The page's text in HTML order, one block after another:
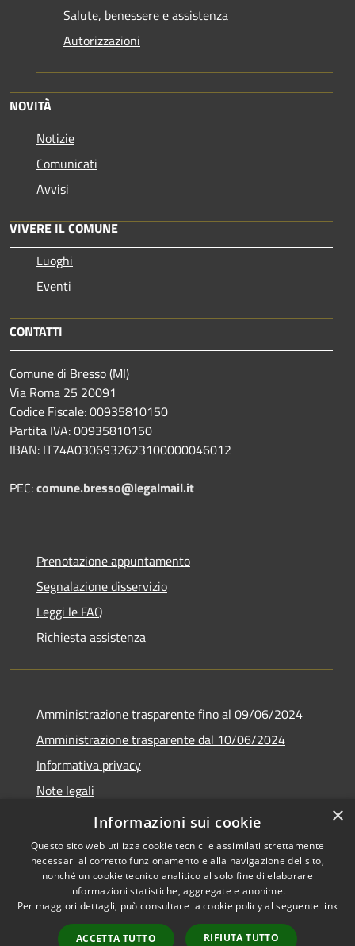
Salute, benessere e assistenza
Autorizzazioni
NOVITÀ
Notizie
Comunicati
Avvisi
VIVERE IL COMUNE
Luoghi
Eventi
CONTATTI
Comune di Bresso (MI)
Via Roma 25 20091
Codice Fiscale: 00935810150
Partita IVA: 00935810150
IBAN: IT74A0306932623100000046012
PEC:comune.bresso@legalmail.it
Prenotazione appuntamento
Segnalazione disservizio
Leggi le FAQ
Richiesta assistenza
Amministrazione trasparente fino al 09/06/2024
Amministrazione trasparente dal 10/06/2024
Informativa privacy
Note legali
Dichiarazione di accessibilità
Accessibilità
Copyright © 2026 • Città di
Bresso • Powered by
Municipium•
Accesso
×
Informazioni sui cookie
Questo sito web utilizza cookie tecnici e assimilati strettamente
necessari al corretto funzionamento e alla navigazione del sito,
nonché un cookie tecnico analitico al solo fine di elaborare
informazioni statistiche, aggregate e anonime.
Per maggiori dettagli, può consultare la cookie policy al seguente link
ACCETTA TUTTO RIFIUTA TUTTO